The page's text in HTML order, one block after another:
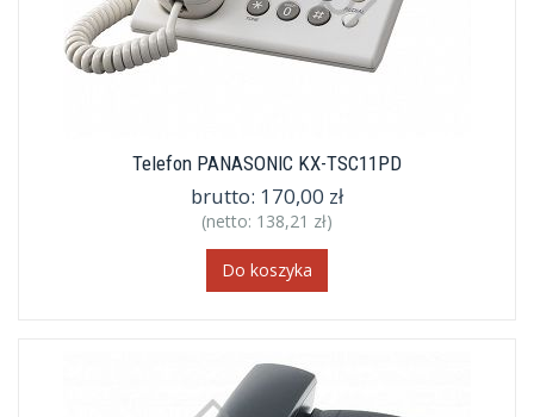
Telefon PANASONIC KX-TSC11PD
brutto: 170,00 zł
(netto: 138,21 zł)
Do koszyka